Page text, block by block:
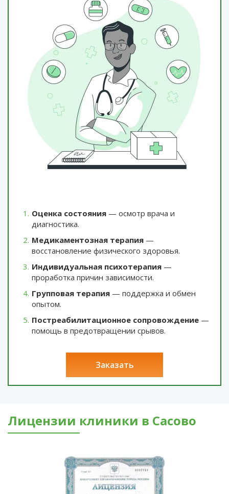
Оценка состояния — осмотр врача и
диагностика.
Медикаментозная терапия —
восстановление физического здоровья.
Индивидуальная психотерапия —
проработка причин зависимости.
Групповая терапия — поддержка и обмен
опытом.
Постреабилитационное сопровождение —
помощь в предотвращении срывов.
заказать
Лицензии клиники в Сасово